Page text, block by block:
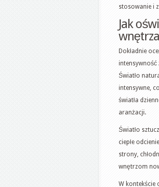
stosowanie i
Jak
Dokładnie
intensywność
Światło
intensywne,
światła
aranżacji.
Światło
ciepłe
strony,
wnętrzom
W kontekście